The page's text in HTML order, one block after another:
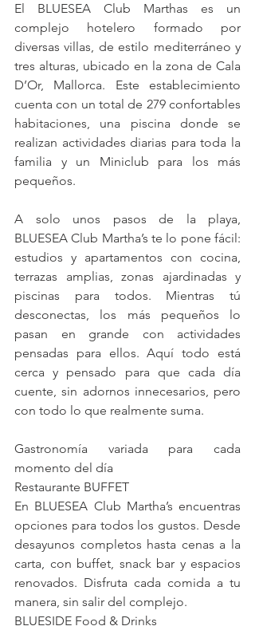
El BLUESEA Club Marthas es un
complejo hotelero formado por
diversas villas, de estilo mediterráneo y
tres alturas, ubicado en la zona de Cala
D’Or, Mallorca. Este establecimiento
cuenta con un total de 279 confortables
habitaciones, una piscina donde se
realizan actividades diarias para toda la
familia y un Miniclub para los más
pequeños.
A solo unos pasos de la playa,
BLUESEA Club Martha’s te lo pone fácil:
estudios y apartamentos con cocina,
terrazas amplias, zonas ajardinadas y
piscinas para todos. Mientras tú
desconectas, los más pequeños lo
pasan en grande con actividades
pensadas para ellos. Aquí todo está
cerca y pensado para que cada día
cuente, sin adornos innecesarios, pero
con todo lo que realmente suma.
Gastronomía variada para cada
momento del día
Restaurante BUFFET
En BLUESEA Club Martha’s encuentras
opciones para todos los gustos. Desde
desayunos completos hasta cenas a la
carta, con buffet, snack bar y espacios
renovados. Disfruta cada comida a tu
manera, sin salir del complejo.
BLUESIDE Food & Drinks